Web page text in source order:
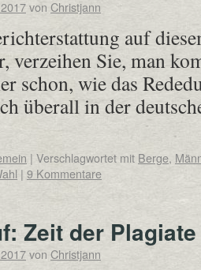
von Christjann
auf
verzeihen Sie, man
schon, wie das
überall in der
| Verschlagwortet mit Berge,
| 9 Kommentare
Zeit der Plagiate
von Christjann